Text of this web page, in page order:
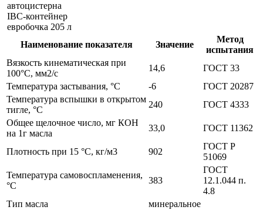
автоцистерна
IBC-контейнер
евробочка 205 л
Наименование показателя
Значение
Метод
испытания
Вязкость кинематическая при
100°С, мм2/с
14,6
ГОСТ 33
Температура застывания, °С
-6
ГОСТ 20287
Температура вспышки в открытом
тигле, °С
240
ГОСТ 4333
Общее щелочное число, мг КОН
на 1г масла
33,0 ГОСТ 11362
Плотность при 15 °С, кг/м3 902
ГОСТ Р
51069
Температура самовоспламенения,
°С
383
ГОСТ
12.1.044 п.
4.8
Тип масла
минеральное